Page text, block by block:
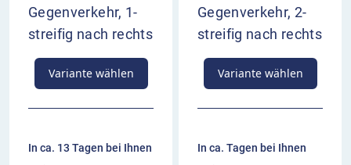
Gegenverkehr, 1-
streifig nach rechts
Variante wählen
In ca. 13 Tagen bei Ihnen
Gegenverkehr, 2-
streifig nach rechts
Variante wählen
In ca. Tagen bei Ihnen